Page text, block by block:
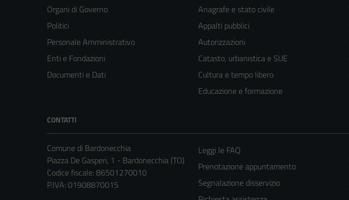
Organi di Governo
Politici
Personale Amministrativo
Enti e Fondazioni
Documenti e Dati
Anagrafe e stato civile
Appalti pubblici
Autorizzazioni
Catasto, urbanistica e SUE
Cultura e tempo libero
Educazione e formazione
CONTATTI
Comune di Bardonecchia
Piazza De Gasperi, 1 - Bardonecchia (TO)
Codice fiscale: 86501270010
P.IVA: 01908870015
Leggi le FAQ
Prenotazione appuntamento
Segnalazione disservizio